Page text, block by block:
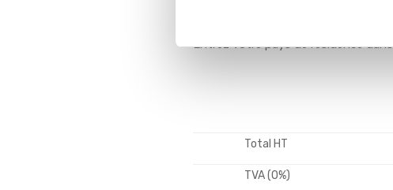
Les taxes sont facturées
Entrez votre pays de résidence
Total HT
TVA (0%)